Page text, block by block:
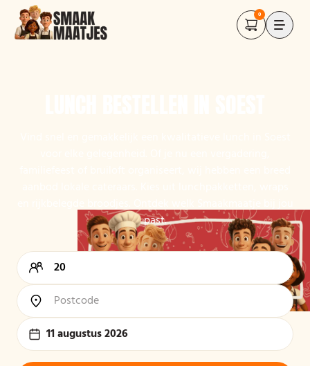
0
past.
11 augustus 2026